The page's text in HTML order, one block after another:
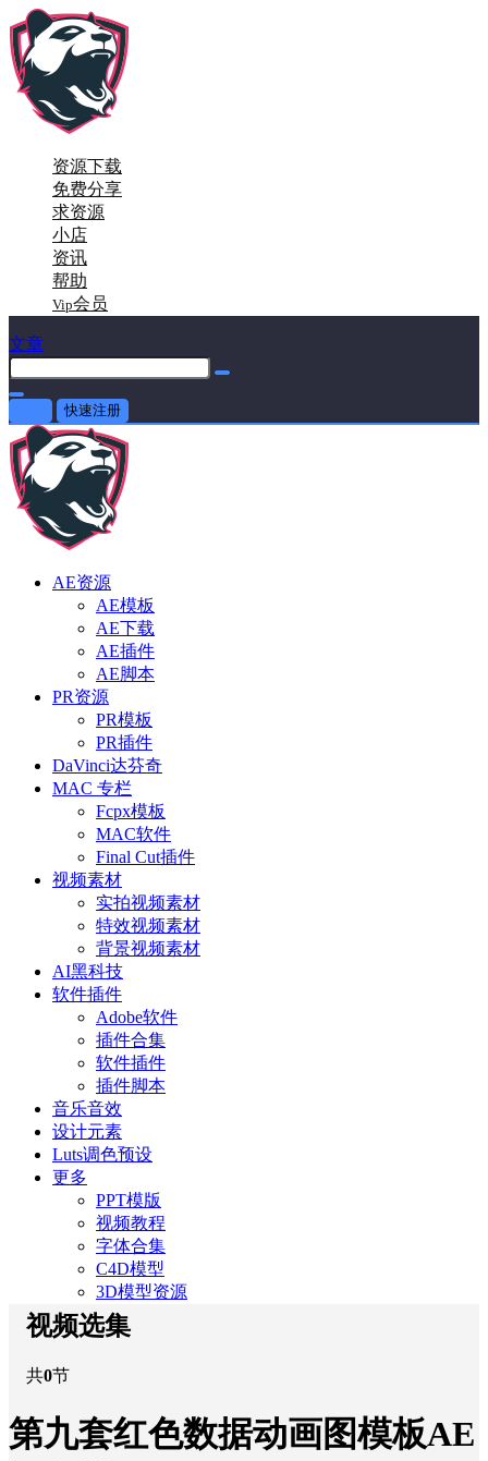
资源下载
免费分享
求资源
小店
资讯
帮助
Vip会员
文章
快速注册
AE资源
AE模板
AE下载
AE插件
AE脚本
PR资源
PR模板
PR插件
DaVinci达芬奇
MAC 专栏
Fcpx模板
MAC软件
Final Cut插件
视频素材
实拍视频素材
特效视频素材
背景视频素材
AI黑科技
软件插件
Adobe软件
插件合集
软件插件
插件脚本
音乐音效
设计元素
Luts调色预设
更多
PPT模版
视频教程
字体合集
C4D模型
3D模型资源
视频选集
共0节
第九套红色数据动画图模板AE